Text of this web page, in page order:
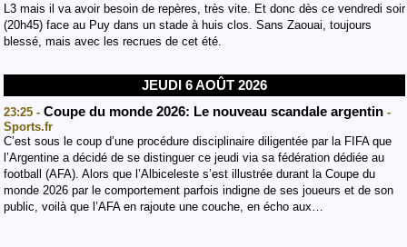
L3 mais il va avoir besoin de repères, très vite. Et donc dès ce vendredi soir
(20h45) face au Puy dans un stade à huis clos. Sans Zaouai, toujours
blessé, mais avec les recrues de cet été.
JEUDI 6 AOÛT 2026
23:25 - Coupe du monde 2026: Le nouveau scandale argentin -
Sports.fr
C’est sous le coup d’une procédure disciplinaire diligentée par la FIFA que
l’Argentine a décidé de se distinguer ce jeudi via sa fédération dédiée au
football (AFA). Alors que l’Albiceleste s’est illustrée durant la Coupe du
monde 2026 par le comportement parfois indigne de ses joueurs et de son
public, voilà que l’AFA en rajoute une couche, en écho aux…